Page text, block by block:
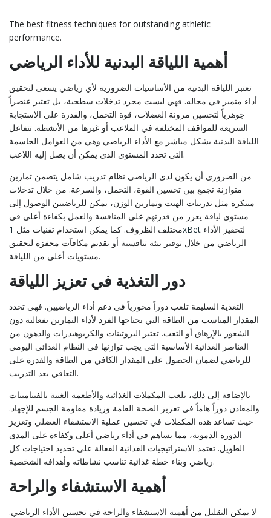
The best fitness techniques for outstanding athletic
performance.
أهمية اللياقة البدنية للأداء الرياضي
تعتبر اللياقة البدنية من الأساسيات الضرورية لأي رياضي يسعى لتحقيق
أداء متميز في مجاله. فهي ليست مجرد تدخلات سطحية، بل تعتبر عنصراً
جوهرياً لتحسين مرونة العضلات، قوة التحمل، والقدرة على الاستجابة
السريعة للمواقف المختلفة في الملاعب أو غيرها من الأنشطة. تتفاعل
اللياقة البدنية بشكل مباشر مع الأداء الرياضي وهي من العوامل الحاسمة
التي تحدد المستوى الذي يمكن أن يصل إليه اللاعب.
من الضروري أن يكون لدى الرياضي نظام تدريب شامل يتضمن تمارين
متوازنة تجمع بين تحسين القوة، التحمل، والسرعة. من خلال تدخلات
مبتكرة مثل تدريبات الهيت وتمارين الوزن، يمكن للرياضيين الوصول إلى
مستوى لياقة يعزز من قدرتهم على المنافسة والعمل بكفاءة أعلى في
مختلف الظروف. كما يمكن استخدام تقنيات مثل1xBet
الرياضي من خلال توفير بيئة تنافسية أو تقديم مكافآت محفزة لتحقيق
مستويات أعلى من اللياقة.
دور التغذية في تعزيز اللياقة
التغذية السليمة تلعب دوراً محورياً في دعم أداء الرياضيين. فهي تحدد
المقدار المناسب من الطاقة التي يحتاجها الفرد لأداء التمارين بفعالية دون
الشعور بالإرهاق أو التعب. تعتبر البروتينات والكربوهيدرات والدهون من
العناصر الغذائية الأساسية التي يجب توازنها في النظام الغذائي اليومي
للرياضي لضمان الحصول على المقدار الكافي من الطاقة والقدرة على
التعافي بعد التدريب.
بالإضافة إلى ذلك، تلعب المكملات الغذائية والأطعمة الغنية بالفيتامينات
والمعادن دوراً هاماً في تعزيز الصحة العامة وزيادة مقاومة الجسم للإجهاد.
حيث تساعد هذه المكملات في تحسين عملية الاستشفاء العضلي وتعزيز
الدورة الدموية، مما يساهم في أداء رياضي أعلى وكفاءة على المدى
الطويل. تعتمد الاستراتيجيات الغذائية الفعالة على تحديد احتياجات كل
رياضي وبناء خطة غذائية تناسب نشاطاته وأهدافه الشخصية.
أهمية الاستشفاء والراحة
لا يمكن التقليل من أهمية الاستشفاء والراحة في تحسين الأداء الرياضي.